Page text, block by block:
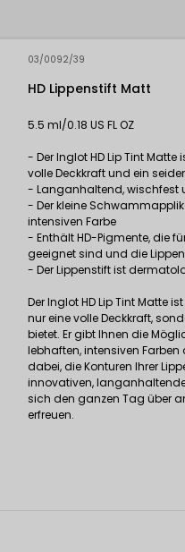
03/0092/39
HD Lippenstift Matt
5.5 ml/0.18 US FL OZ
- Der Inglot HD Lip Tint
volle Deckkraft und ein
- Langanhaltend, wischfest
- Der kleine
intensiven Farbe
- Enthält HD-Pigmente, die
geeignet sind und die
- Der Lippenstift ist
Der Inglot HD Lip Tint Matte
nur eine volle Deckkraft,
bietet. Er gibt Ihnen die
lebhaften, intensiven
dabei, die Konturen Ihrer
innovativen,
sich den ganzen Tag über
erfreuen.